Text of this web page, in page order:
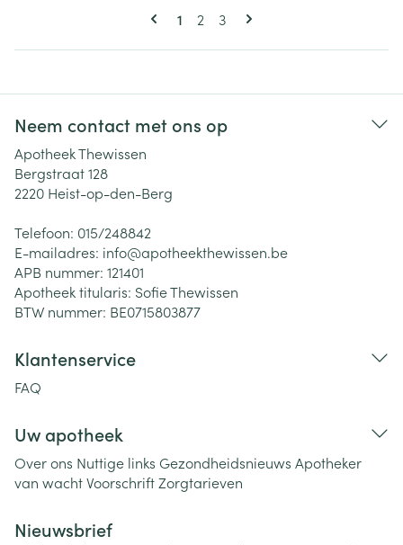
Pagina's
U lees momenteel pagina
1 Pagina
2 Pagina
3
Neem contact met ons op
Apotheek Thewissen
Bergstraat 128
2220 Heist-op-den-Berg
Telefoon: 015/248842
E-mailadres: info@apotheekthewissen.be
APB nummer: 121401
Apotheek titularis: Sofie Thewissen
BTW nummer: BE0715803877
Klantenservice
FAQ
Uw apotheek
Over ons Nuttige links Gezondheidsnieuws Apotheker
van wachtVoorschriftZorgtarieven
Nieuwsbrief